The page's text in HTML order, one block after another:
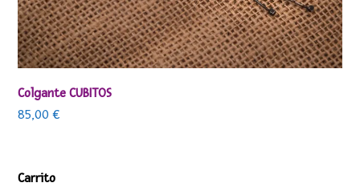
Colgante CUBITOS
85,00€
Carrito